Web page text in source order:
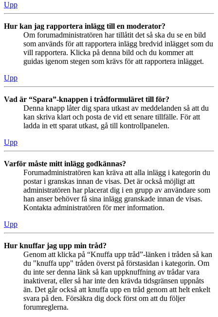
Upp
Hur kan jag rapportera inlägg till en moderator?
Om forumadministratören har tillåtit det så ska du se en bild
som används för att rapportera inlägg bredvid inlägget som du
vill rapportera. Klicka på denna bild och du kommer att
guidas igenom stegen som krävs för att rapportera inlägget.
Upp
Vad är “Spara”-knappen i trådformuläret till för?
Denna knapp låter dig spara utkast av meddelanden så att du
kan skriva klart och posta de vid ett senare tillfälle. För att
ladda in ett sparat utkast, gå till kontrollpanelen.
Upp
Varför måste mitt inlägg godkännas?
Forumadministratören kan kräva att alla inlägg i kategorin du
postar i granskas innan de visas. Det är också möjligt att
administratören har placerat dig i en grupp av användare som
han anser behöver få sina inlägg granskade innan de visas.
Kontakta administratören för mer information.
Upp
Hur knuffar jag upp min tråd?
Genom att klicka på “Knuffa upp tråd”-länken i tråden så kan
du "knuffa upp" tråden överst på förstasidan i kategorin. Om
du inte ser denna länk så kan uppknuffning av trådar vara
inaktiverat, eller så har inte den krävda tidsgränsen uppnåts
än. Det går också att knuffa upp en tråd genom att helt enkelt
svara på den. Försäkra dig dock först om att du följer
forumreglerna.